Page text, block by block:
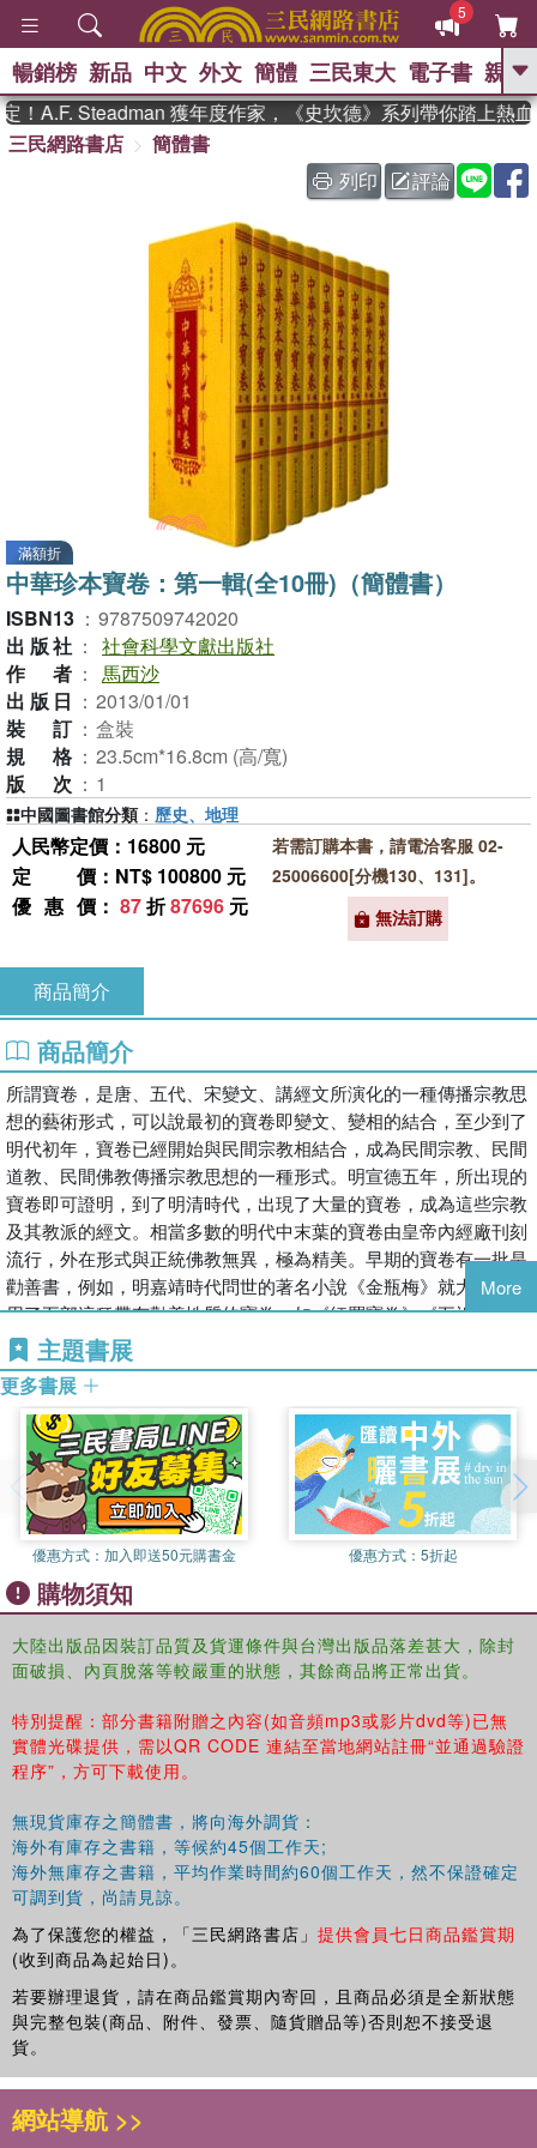
5
GO
The Odyssey 、 父親節 、 如果歷
史是一群喵 、 暑期推薦 、 國際布克
獎 臺灣漫遊錄
登輝時代 、 數學女孩：黎曼猜想
偉大的迷走神經
暢銷榜 新品 中文 外文 簡體 三民東大 電子書 親子
A.F. Steadman 獲年度作家，《史坎德》系列帶你踏上熱血
三民網路書店
簡體書
列印
評論
滿額折
中華珍本寶卷：第一輯(全10冊)（簡體書）
ISBN13 ： 9787509742020
出版社 ： 社會科學文獻出版社
作者 ： 馬西沙
出版日 ： 2013/01/01
裝訂 ： 盒裝
規格 ： 23.5cm*16.8cm (高/寬)
版次 ： 1
人民幣定價：16800 元
定價 ：NT$ 100800 元
優惠價 ： 87折87696 元
若需訂購本書，請電洽客服 02-
25006600[分機130、131]。
無法訂購
中國圖書館分類 ： 歷史、地理
商品簡介
商品簡介
所謂寶卷，是唐、五代、宋變文、講經文所演化的一種傳播宗教思
想的藝術形式，可以說最初的寶卷即變文、變相的結合，至少到了
明代初年，寶卷已經開始與民間宗教相結合，成為民間宗教、民間
道教、民間佛教傳播宗教思想的一種形式。明宣德五年，所出現的
寶卷即可證明，到了明清時代，出現了大量的寶卷，成為這些宗教
及其教派的經文。相當多數的明代中末葉的寶卷由皇帝內經廠刊刻
流行，外在形式與正統佛教無異，極為精美。早期的寶卷有一批是
勸善書，例如，明嘉靖時代問世的著名小說《金瓶梅》就大段地引
用了五部這種帶有勸善性質的寶卷，如《紅羅寶卷》《五祖黃梅寶
卷》等。據專家整理，現存寶卷有1500餘種，不同版本達5000
種，這是繼《中華大藏經》《中華道藏》《明清檔案》之後最大的
史料群，對研究中國的宗教史、民俗史、藝術史等以及底層社會文
化都有極大之助力。
本項目《中華珍本寶卷集成》是主編馬西沙先生及其合作者、學生
經過長達30餘年收集、整理的寶卷精品，相當多為孤本、善本，這
次與社會科學文獻出版社的合作，相信定能給學術界一個驚喜，也
一定會充填全國各級圖書館，給這些圖書館增添光彩。2012年首先
出版10冊即7500頁，此後續出第二集、第三集，暫定30冊。
More
主題書展
更多書展
優惠方式： 加入即送50元購書金 優惠方式： 5折起
購物須知
大陸出版品因裝訂品質及貨運條件與台灣出版品落差甚大，除封
面破損、內頁脫落等較嚴重的狀態，其餘商品將正常出貨。
特別提醒：部分書籍附贈之內容(如音頻mp3或影片dvd等)已無
實體光碟提供，需以QR CODE 連結至當地網站註冊“並通過驗證
程序”，方可下載使用。
無現貨庫存之簡體書，將向海外調貨：
海外有庫存之書籍，等候約45個工作天;
海外無庫存之書籍，平均作業時間約60個工作天，然不保證確定
可調到貨，尚請見諒。
為了保護您的權益，「三民網路書店」 提供會員七日商品鑑賞期
(收到商品為起始日)。
若要辦理退貨，請在商品鑑賞期內寄回，且商品必須是全新狀態
與完整包裝(商品、附件、發票、隨貨贈品等)否則恕不接受退
貨。
網站導航 >>